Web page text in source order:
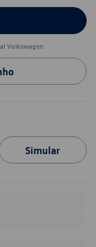
Volkswagen
Simular